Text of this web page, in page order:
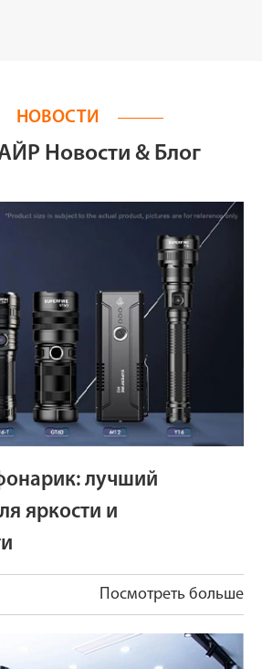
НОВОСТИ
Новости & Блог
лучший
яркости и
Посмотреть больше